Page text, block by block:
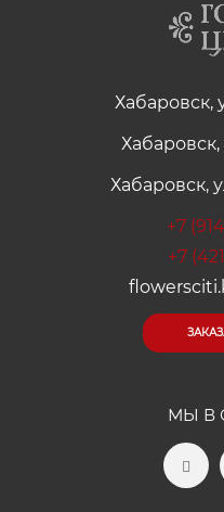
Хабаровск,
Хабаровск,
Хабаровск,
+7
+7
МЫ В